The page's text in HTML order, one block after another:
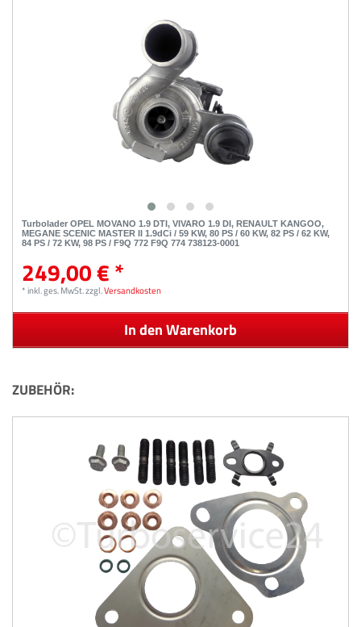
Turbolader OPEL MOVANO 1.9 DTI, VIVARO 1.9 DI, RENAULT KANGOO,
MEGANE SCENIC MASTER II 1.9dCi / 59 KW, 80 PS / 60 KW, 82 PS / 62 KW,
84 PS / 72 KW, 98 PS / F9Q 772 F9Q 774 738123-0001
249,00 € *
*inkl. ges. MwSt.zzgl.Versandkosten
In den Warenkorb
ZUBEHÖR: